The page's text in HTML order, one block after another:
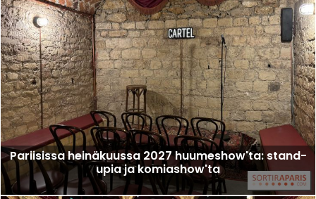
Pariisissa heinäkuussa 2027 huumeshow'ta: stand-
upia ja komiashow'ta